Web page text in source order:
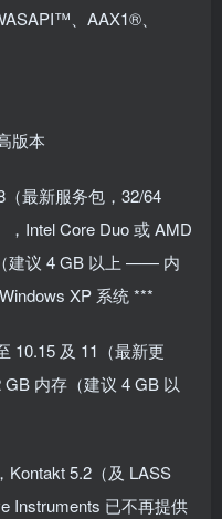
、AAX1®、
版本
最新服务包，32/64
Intel Core Duo 或 AMD
建议 4 GB 以上 —— 内
XP 系统 ***
10.15 及 11（最新更
内存（建议 4 GB 以
Kontakt 5.2（及 LASS
Instruments 已不再提供